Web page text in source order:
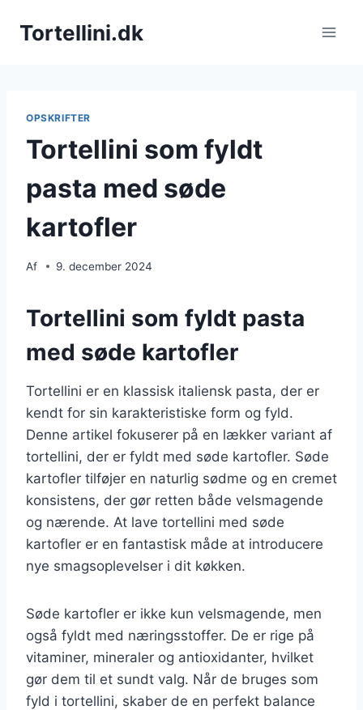
Tortellini.dk
OPSKRIFTER
Tortellini som fyldt
pasta med søde
kartofler
Af 9. december 2024
Tortellini som fyldt pasta
med søde kartofler
Tortellini er en klassisk italiensk pasta, der er
kendt for sin karakteristiske form og fyld.
Denne artikel fokuserer på en lækker variant af
tortellini, der er fyldt med søde kartofler. Søde
kartofler tilføjer en naturlig sødme og en cremet
konsistens, der gør retten både velsmagende
og nærende. At lave tortellini med søde
kartofler er en fantastisk måde at introducere
nye smagsoplevelser i dit køkken.
Søde kartofler er ikke kun velsmagende, men
også fyldt med næringsstoffer. De er rige på
vitaminer, mineraler og antioxidanter, hvilket
gør dem til et sundt valg. Når de bruges som
fyld i tortellini, skaber de en perfekt balance